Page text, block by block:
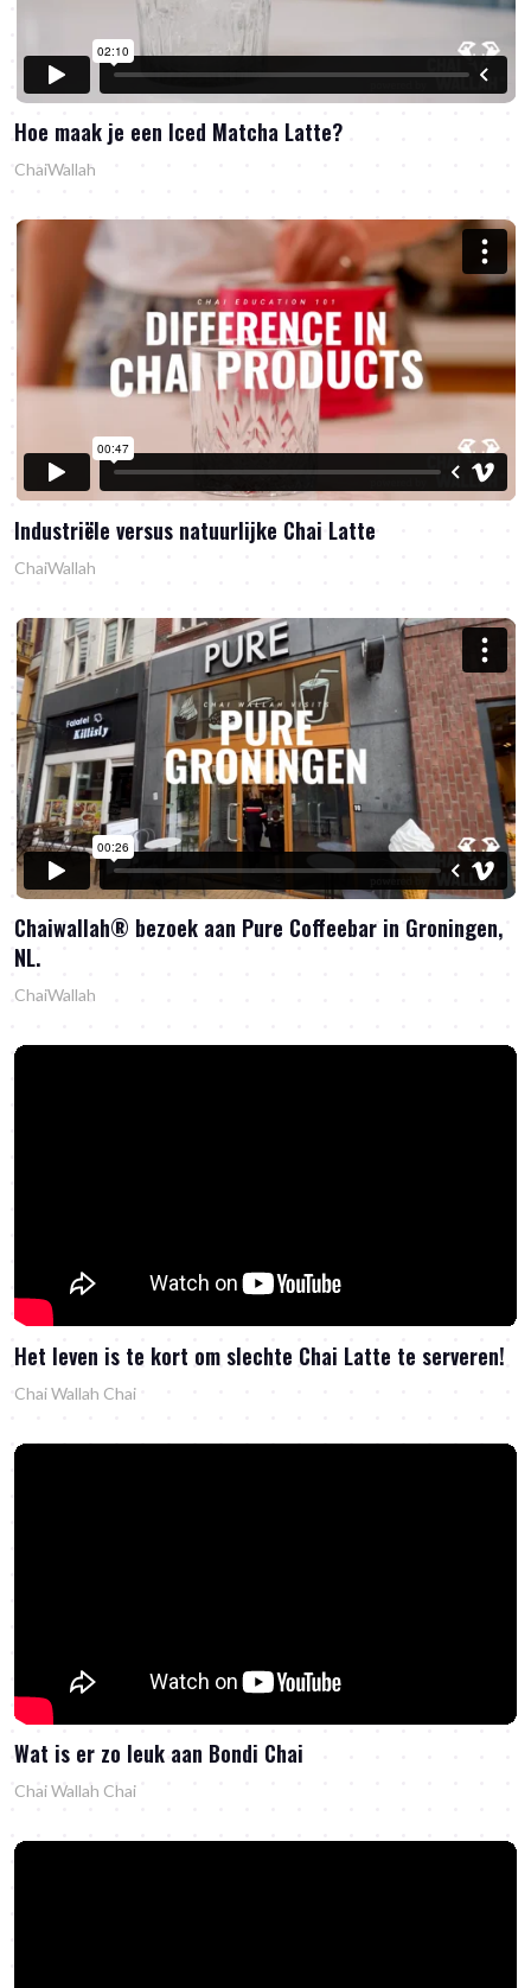
Hoe maak je een Iced Matcha Latte?
ChaiWallah
Industriële versus natuurlijke Chai Latte
ChaiWallah
Chaiwallah® bezoek aan Pure Coffeebar in Groningen,
NL.
ChaiWallah
Het leven is te kort om slechte Chai Latte te serveren!
Chai Wallah Chai
Wat is er zo leuk aan Bondi Chai
Chai Wallah Chai